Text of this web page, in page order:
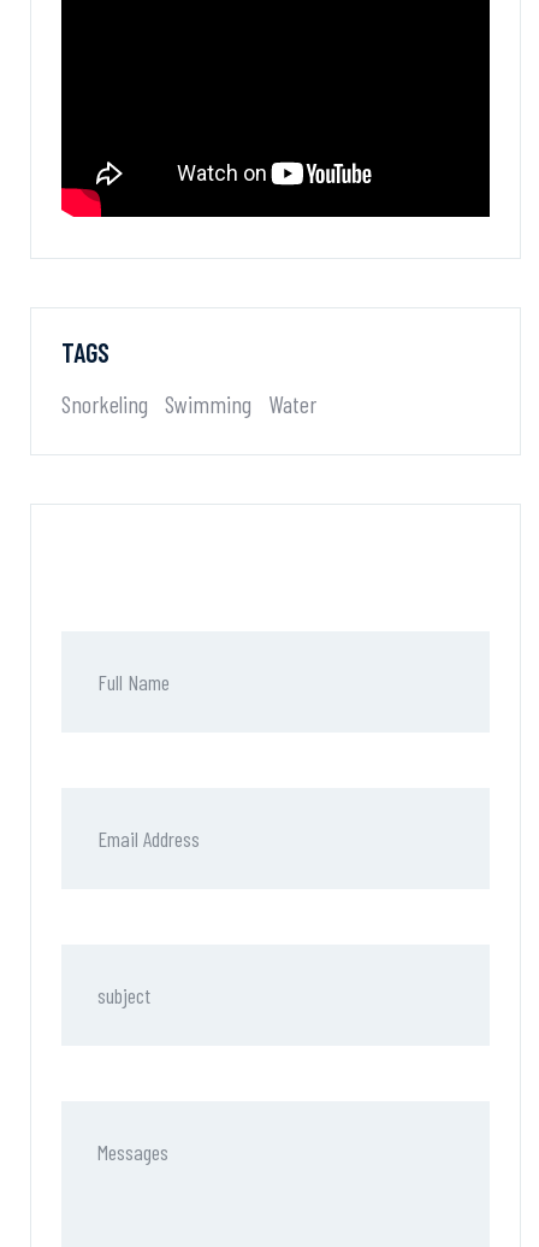
TAGS
Snorkeling Swimming Water